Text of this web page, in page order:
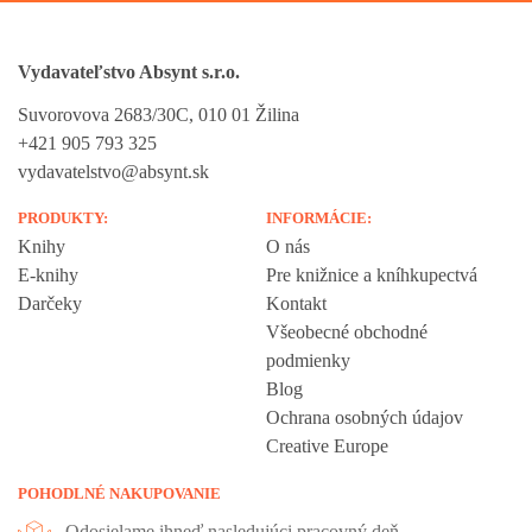
Vydavateľstvo Absynt s.r.o.
Suvorovova 2683/30C, 010 01 Žilina
+421 905 793 325
vydavatelstvo@absynt.sk
PRODUKTY:
Knihy
E-knihy
Darčeky
INFORMÁCIE:
O nás
Pre knižnice a kníhkupectvá
Kontakt
Všeobecné obchodné
podmienky
Blog
Ochrana osobných údajov
Creative Europe
POHODLNÉ NAKUPOVANIE